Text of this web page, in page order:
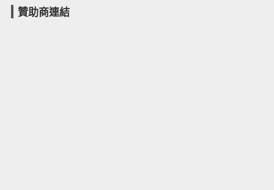
贊助商連結